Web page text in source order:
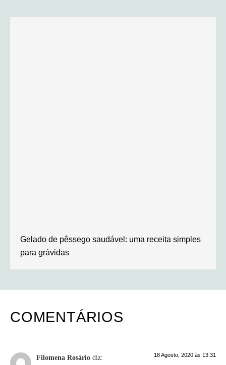
Gelado de pêssego saudável: uma receita simples
para grávidas
COMENTÁRIOS
Filomena Rosário diz: 18 Agosto, 2020 às 13:31